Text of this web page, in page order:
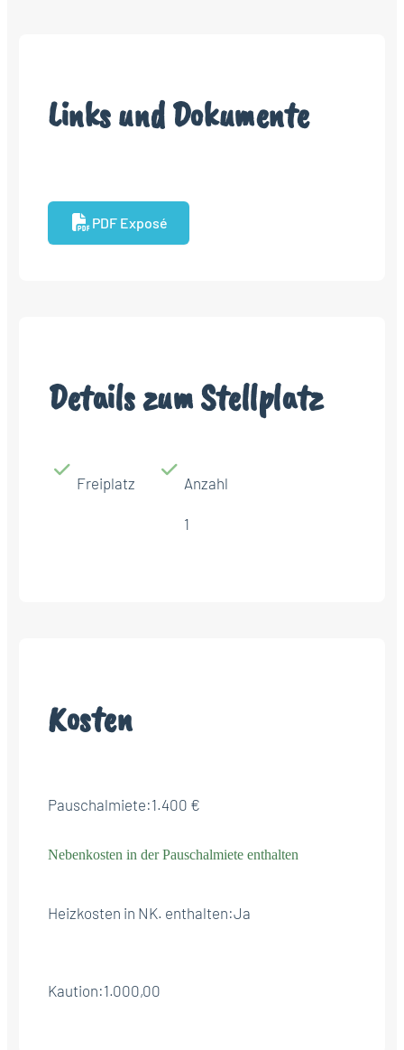
Links und Dokumente
PDF Exposé
Details zum Stellplatz
Freiplatz Anzahl
1
Kosten
Pauschalmiete:1.400 €
Nebenkosten in der Pauschalmiete enthalten
Heizkosten in NK. enthalten:Ja
Kaution:1.000,00